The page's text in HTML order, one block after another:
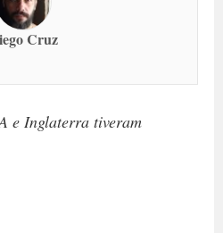
Cruz
e Inglaterra tiveram